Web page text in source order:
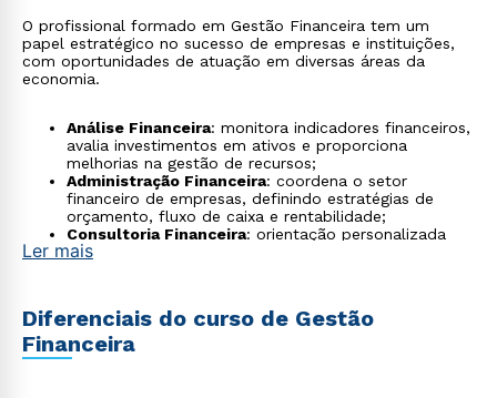
O profissional formado em Gestão Financeira tem um
papel estratégico no sucesso de empresas e instituições,
com oportunidades de atuação em diversas áreas da
economia.
Análise Financeira: monitora indicadores financeiros,
avalia investimentos em ativos e proporciona
melhorias na gestão de recursos;
Administração Financeira: coordena o setor
financeiro de empresas, definindo estratégias de
orçamento, fluxo de caixa e rentabilidade;
Consultoria Financeira: orientação personalizada
para pessoas físicas ou jurídicas, com foco em
gastos e garantir uso eficiente de verbas;
Controladoria e Auditoria
processos, análise de conformidade e apoio na
Ler mais
Diferenciais do curso de Gestão
Financeira